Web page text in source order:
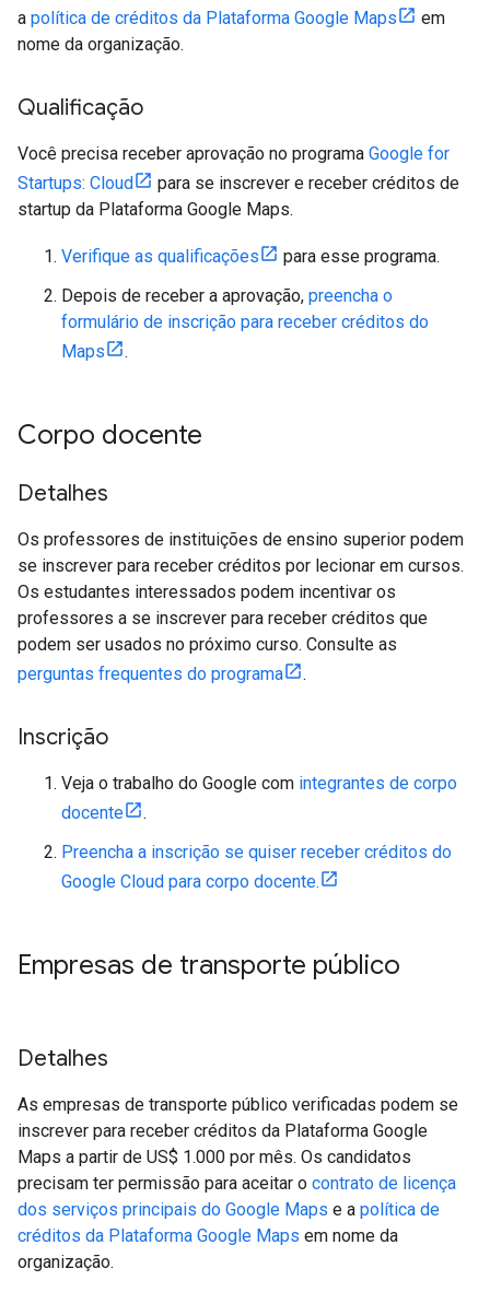
a política de créditos da Plataforma Google Maps
em
nome da organização.
Qualificação
Você precisa receber aprovação no programa Google for
Startups: Cloud
para se inscrever e receber créditos de
startup da Plataforma Google Maps.
Verifique as qualificações
para esse programa.
Depois de receber a aprovação, preencha o
formulário de inscrição para receber créditos do
Maps
.
Corpo docente
Detalhes
Os professores de instituições de ensino superior podem
se inscrever para receber créditos por lecionar em cursos.
Os estudantes interessados podem incentivar os
professores a se inscrever para receber créditos que
podem ser usados no próximo curso. Consulte as
perguntas frequentes do programa
.
Inscrição
Veja o trabalho do Google com integrantes de corpo
docente
.
Preencha a inscrição se quiser receber créditos do
Google Cloud para corpo docente.
Empresas de transporte público
Detalhes
As empresas de transporte público verificadas podem se
inscrever para receber créditos da Plataforma Google
Maps a partir de US$ 1.000 por mês. Os candidatos
precisam ter permissão para aceitar o contrato de licença
dos serviços principais do Google Maps e a política de
créditos da Plataforma Google Maps em nome da
organização.